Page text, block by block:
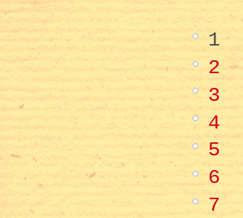
1
2
3
4
5
6
7